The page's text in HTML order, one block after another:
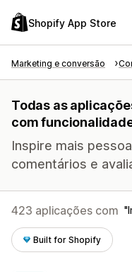
Shopify App Store
Marketing e conversão
Todas as
com
Inspire mais
comentários e
423 aplicações com
Built for Shopify